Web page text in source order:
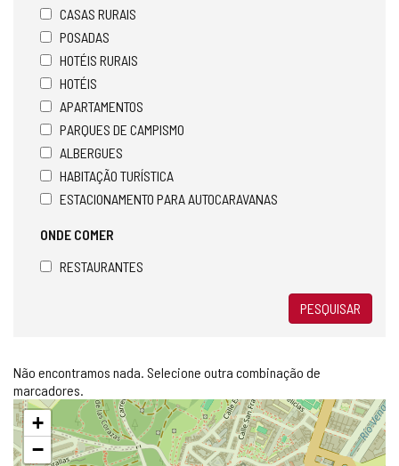
CASAS RURAIS
POSADAS
HOTÉIS RURAIS
HOTÉIS
APARTAMENTOS
PARQUES DE CAMPISMO
ALBERGUES
HABITAÇÃO TURÍSTICA
ESTACIONAMENTO PARA AUTOCARAVANAS
ONDE COMER
RESTAURANTES
PESQUISAR
Não encontramos nada. Selecione outra combinação de
marcadores.
Pular
mapa
+
−